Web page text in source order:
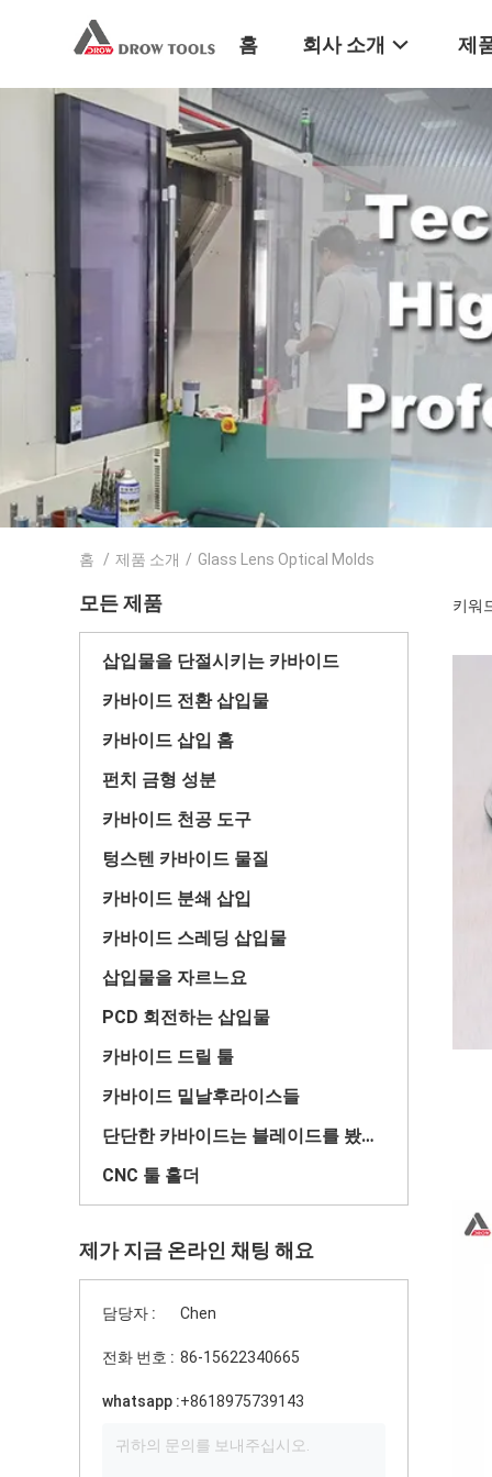
홈 회사 소개 제
홈 / 제품 소개 / Glass Lens Optical Molds
모든 제품
삽입물을 단절시키는 카바이드
카바이드 전환 삽입물
카바이드 삽입 홈
펀치 금형 성분
카바이드 천공 도구
텅스텐 카바이드 물질
카바이드 분쇄 삽입
카바이드 스레딩 삽입물
삽입물을 자르느요
PCD 회전하는 삽입물
카바이드 드릴 툴
카바이드 밑날후라이스들
단단한 카바이드는 블레이드를 봤습니다
CNC 툴 홀더
제가 지금 온라인 채팅 해요
담당자 : Chen
전화 번호 : 86-15622340665
whatsapp :+8618975739143
키워